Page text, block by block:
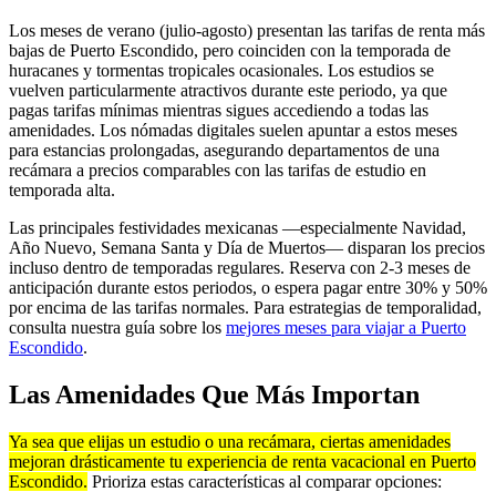
Los meses de verano (julio-agosto) presentan las tarifas de renta más
bajas de Puerto Escondido, pero coinciden con la temporada de
huracanes y tormentas tropicales ocasionales. Los estudios se
vuelven particularmente atractivos durante este periodo, ya que
pagas tarifas mínimas mientras sigues accediendo a todas las
amenidades. Los nómadas digitales suelen apuntar a estos meses
para estancias prolongadas, asegurando departamentos de una
recámara a precios comparables con las tarifas de estudio en
temporada alta.
Las principales festividades mexicanas —especialmente Navidad,
Año Nuevo, Semana Santa y Día de Muertos— disparan los precios
incluso dentro de temporadas regulares. Reserva con 2-3 meses de
anticipación durante estos periodos, o espera pagar entre 30% y 50%
por encima de las tarifas normales. Para estrategias de temporalidad,
consulta nuestra guía sobre los mejores meses para viajar a Puerto
Escondido.
Las Amenidades Que Más Importan
Ya sea que elijas un estudio o una recámara, ciertas amenidades
mejoran drásticamente tu experiencia de renta vacacional en Puerto
Escondido. Prioriza estas características al comparar opciones: